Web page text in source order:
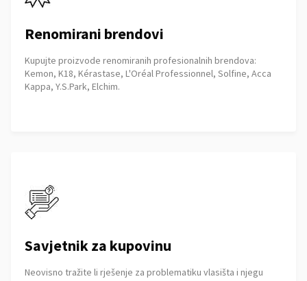
Renomirani brendovi
Kupujte proizvode renomiranih profesionalnih brendova:
Kemon, K18, Kérastase, L'Oréal Professionnel, Solfine, Acca
Kappa, Y.S.Park, Elchim.
Savjetnik za kupovinu
Neovisno tražite li rješenje za problematiku vlasišta i njegu